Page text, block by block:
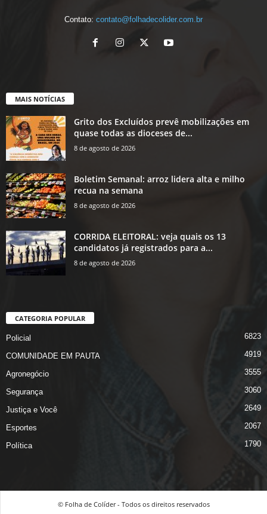
Contato: contato@folhadecolider.com.br
MAIS NOTÍCIAS
Grito dos Excluídos prevê mobilizações em
quase todas as dioceses de...
8 de agosto de 2026
Boletim Semanal: arroz lidera alta e milho
recua na semana
8 de agosto de 2026
CORRIDA ELEITORAL: veja quais os 13
candidatos já registrados para a...
8 de agosto de 2026
CATEGORIA POPULAR
Policial 6823
COMUNIDADE EM PAUTA 4919
Agronegócio 3555
Segurança 3060
Justiça e Você 2649
Esportes 2067
Política 1790
© Folha de Colíder - Todos os direitos reservados